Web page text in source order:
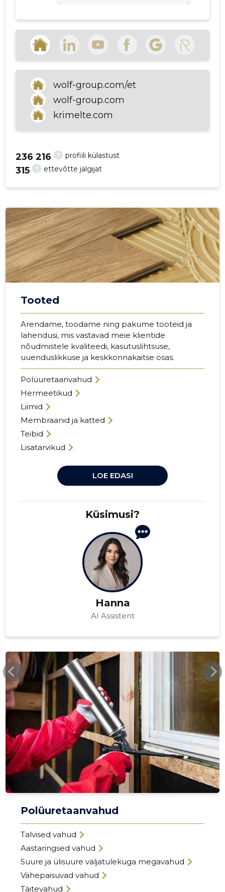
Grom 1 aasta tagasi
Allikas:google.com
wolf-group.com/et
wolf-group.com
krimelte.com
? profiili külastust
236 216
? ettevõtte jälgijat
315
Tooted
Arendame, toodame ning pakume tooteid ja
lahendusi, mis vastavad meie klientide
nõudmistele kvaliteedi, kasutuslihtsuse,
uuenduslikkuse ja keskkonnakaitse osas.
Polüuretaanvahud
Hermeetikud
Liimid
Membraanid ja katted
Teibid
Lisatarvikud
LOE EDASI
Küsimusi?
Hanna
AI Assistent
WOLF-GROUP.COM
Polüuretaanvahud
Talvised vahud
Aastaringsed vahud
Suure ja ülisuure väljatulekuga megavahud
Vähepaisuvad vahud
Täitevahud